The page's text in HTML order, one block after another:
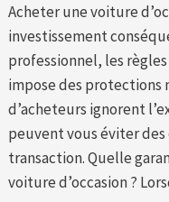
Acheter une voiture
investissement
professionnel, les
impose des protections
d’acheteurs ignorent
peuvent vous éviter
transaction. Quelle
voiture d’occasion ?